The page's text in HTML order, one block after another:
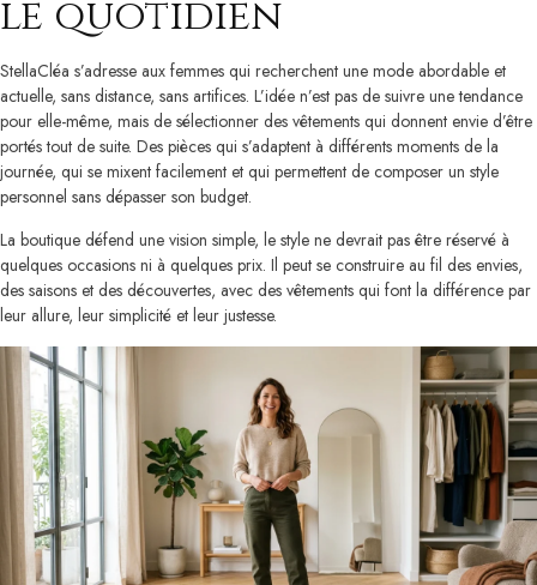
le quotidien
StellaCléa s’adresse aux femmes qui recherchent une mode abordable et
actuelle, sans distance, sans artifices. L’idée n’est pas de suivre une tendance
pour elle-même, mais de sélectionner des vêtements qui donnent envie d’être
portés tout de suite. Des pièces qui s’adaptent à différents moments de la
journée, qui se mixent facilement et qui permettent de composer un style
personnel sans dépasser son budget.
La boutique défend une vision simple, le style ne devrait pas être réservé à
quelques occasions ni à quelques prix. Il peut se construire au fil des envies,
des saisons et des découvertes, avec des vêtements qui font la différence par
leur allure, leur simplicité et leur justesse.